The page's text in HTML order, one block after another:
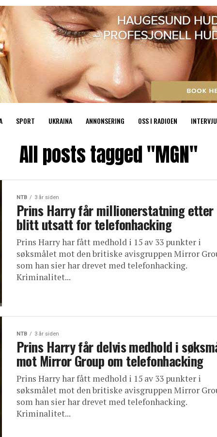
SPORT UKRAINA ANNONSERING OSS I RADIOEN INTERVJU
All posts tagged "MGN"
NTB 3 år siden
Prins Harry får millionerstatning etter
blitt utsatt for telefonhacking
Prins Harry har fått medhold i 15 av 33 punkter i
søksmålet mot den britiske avisgruppen Mirror
som han sier har drevet med telefonhacking.
Kriminalitet...
NTB 3 år siden
Prins Harry får delvis medhold i
mot Mirror Group om telefonhacking
Prins Harry har fått medhold i 15 av 33 punkter i
søksmålet mot den britiske avisgruppen Mirror
som han sier har drevet med telefonhacking.
Kriminalitet...